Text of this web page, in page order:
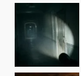
(e cosa
VEB Ago 4,